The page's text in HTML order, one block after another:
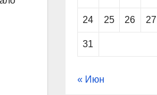
24 25 26 27
31
« Июн